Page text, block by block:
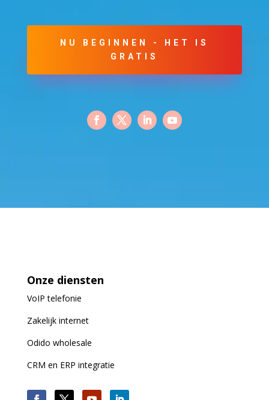
NU BEGINNEN - HET IS
GRATIS
Onze diensten
VoIPtelefonie
Zakelijk internet
Odido wholesale
CRM en ERP integratie